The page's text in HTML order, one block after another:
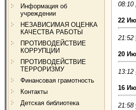
Информация об
учреждении
НЕЗАВИСИМАЯ ОЦЕНКА
КАЧЕСТВА РАБОТЫ
ПРОТИВОДЕЙСТВИЕ
КОРРУПЦИИ
ПРОТИВОДЕЙСТВИЕ
ТЕРРОРИЗМУ
Финансовая грамотность
Контакты
Детская библиотека
08:10
22
21:52
20
13:12
16
21:58